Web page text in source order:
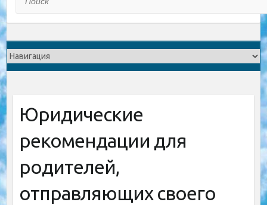
Юридические
рекомендации для
родителей,
отправляющих своего